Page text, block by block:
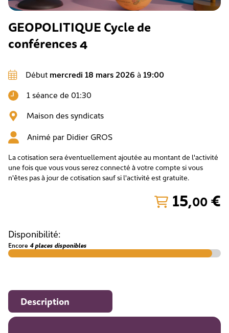
GEOPOLITIQUE Cycle de
conférences 4
Début mercredi 18 mars 2026 à 19:00
1 séance de 01:30
Maison des syndicats
Animé par Didier GROS
La cotisation sera éventuellement ajoutée au montant de l'activité
une fois que vous vous serez connecté à votre compte si vous
n'êtes pas à jour de cotisation sauf si l'activité est gratuite.
15,00 €
Disponibilité:
Encore4 places disponibles
Description